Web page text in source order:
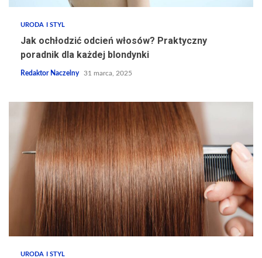
URODA I STYL
Jak ochłodzić odcień włosów? Praktyczny
poradnik dla każdej blondynki
Redaktor Naczelny 31 marca, 2025
URODA I STYL